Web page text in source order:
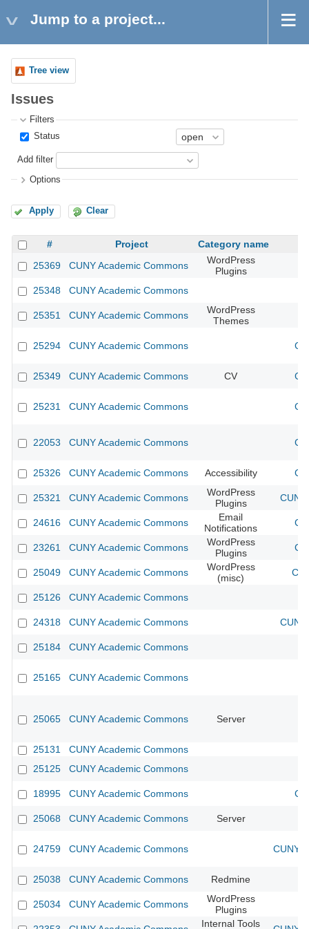
Jump to a project...
Tree view
Issues
Filters
Status
Add filter
Options
Apply Clear
# Project
Category name
25369
CUNY Academic Commons
WordPress
Plugins
25348
CUNY Academic Commons
25351 CUNY Academic Commons
WordPress
Themes
25294 CUNY Academic Commons
25349 CUNY Academic Commons CV
25231 CUNY Academic Commons
22053 CUNY Academic Commons
25326 CUNY Academic Commons Accessibility
25321 CUNY Academic Commons
WordPress
Plugins
24616 CUNY Academic Commons
Email
Notifications
23261 CUNY Academic Commons
WordPress
Plugins
25049 CUNY Academic Commons
WordPress
(misc)
25126 CUNY Academic Commons
24318 CUNY Academic Commons
25184 CUNY Academic Commons
25165 CUNY Academic Commons
25065 CUNY Academic Commons Server
25131
CUNY Academic Commons
25125
CUNY Academic Commons
18995 CUNY Academic Commons
25068 CUNY Academic Commons Server
24759 CUNY Academic Commons CUNY
25038 CUNY Academic Commons Redmine
25034 CUNY Academic Commons
WordPress
Plugins
Internal Tools